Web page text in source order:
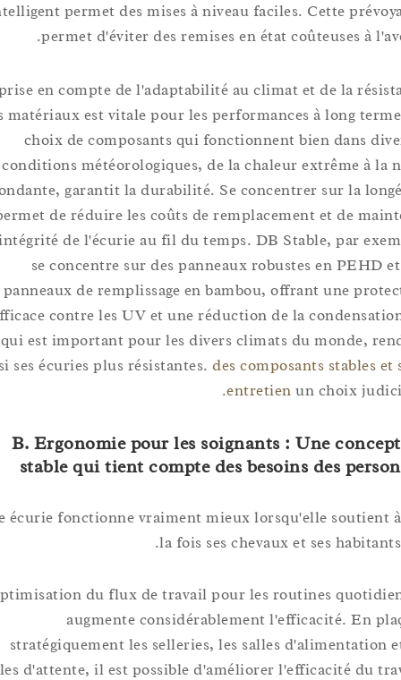
intelligent permet des mises à niveau faciles. Cette
permet d'éviter des remises en état coûteuses
La prise en compte de l'adaptabilité au climat et de la
des matériaux est vitale pour les performances à long
choix de composants qui fonctionnent bien dans
conditions météorologiques, de la chaleur extrême à
abondante, garantit la durabilité. Se concentrer sur la
permet de réduire les coûts de remplacement et de
l'intégrité de l'écurie au fil du temps. DB Stable, par
se concentre sur des panneaux robustes en
panneaux de remplissage en bambou, offrant une
efficace contre les UV et une réduction de la
qui est important pour les divers climats du monde,
ainsi ses écuries plus résistantes. des composants
entretien un choix
B. Ergonomie pour les soignants : Une
stable qui tient compte des besoins des
Une écurie fonctionne vraiment mieux lorsqu'elle
la fois ses chevaux et ses
L'optimisation du flux de travail pour les routines
augmente considérablement l'efficacité.
stratégiquement les selleries, les salles
salles d'attente, il est possible d'améliorer l'efficacité